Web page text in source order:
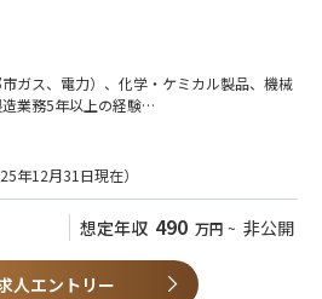
時間を自由に設定できるフレックス勤務制
よる）。
す。取得日数は全社員平均で17日となって
を踏まえた勤務ができる環境です。
、女性の育児休職からの復職率は99％と、
れる環境です。
備されています。
で担当者として当社の土木業務に係わる基
の中核として業務を推進できる土木技術者
期待しています。
支える重要な役割を果たしています。ま
ン社会の実現」を掲げ、低炭素・脱炭素へ
も炭酸ガス地中貯留、水素・アンモニアな
取り組んでいます。
ガス、電力）、化学・ケミカル製品、機械
業務5年以上の経験
（配偶者、父母、子、孫、兄弟姉妹、配
該当しないこと
（石油化学、高圧ガス製造、発電所、都市
コンプレッサー、電気計装機器）製造、整
年12月31日現在）
想定年収 490 万円 ~ 非公開
人エントリー